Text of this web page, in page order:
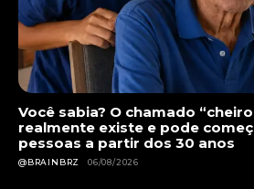
Você sabia? O chamado
realmente existe e pode
pessoas a partir dos 30 anos
@BRAINBRZ 06/08/2026